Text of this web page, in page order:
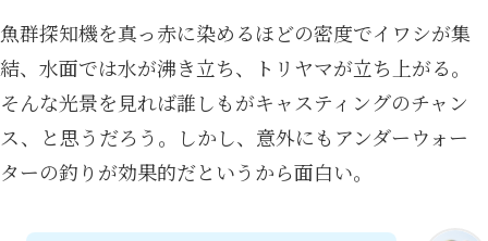
魚群探知機を真っ赤に染めるほどの密度でイワシが集
結、水面では水が沸き立ち、トリヤマが立ち上がる。
そんな光景を見れば誰しもがキャスティングのチャン
ス、と思うだろう。しかし、意外にもアンダーウォー
ターの釣りが効果的だというから面白い。